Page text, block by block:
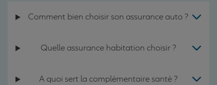
Comment bien choisir son assurance auto ?
Quelle assurance habitation choisir ?
A quoi sert la complémentaire santé ?